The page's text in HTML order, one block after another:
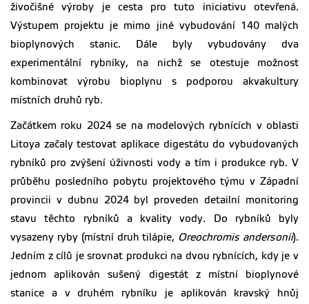
živočišné výroby je cesta pro tuto iniciativu otevřená.
Výstupem projektu je mimo jiné vybudování 140 malých
bioplynových stanic. Dále byly vybudovány dva
experimentální rybníky, na nichž se otestuje možnost
kombinovat výrobu bioplynu s podporou akvakultury
místních druhů ryb.
Začátkem roku 2024 se na modelových rybnících v oblasti
Litoya začaly testovat aplikace digestátu do vybudovaných
rybníků pro zvýšení úživnosti vody a tím i produkce ryb. V
průběhu posledního pobytu projektového týmu v Západní
provincii v dubnu 2024 byl proveden detailní monitoring
stavu těchto rybníků a kvality vody. Do rybníků byly
vysazeny ryby (místní druh tilápie, Oreochromis andersonii).
Jedním z cílů je srovnat produkci na dvou rybnících, kdy je v
jednom aplikován sušený digestát z místní bioplynové
stanice a v druhém rybníku je aplikován kravský hnůj